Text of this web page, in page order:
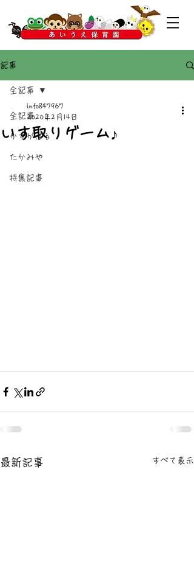
記事
全記事
かすがばる
たかみや
特集記事
全記事
いす取りゲーム♪
info847967
2020年2月14日
最新記事 すべて表示